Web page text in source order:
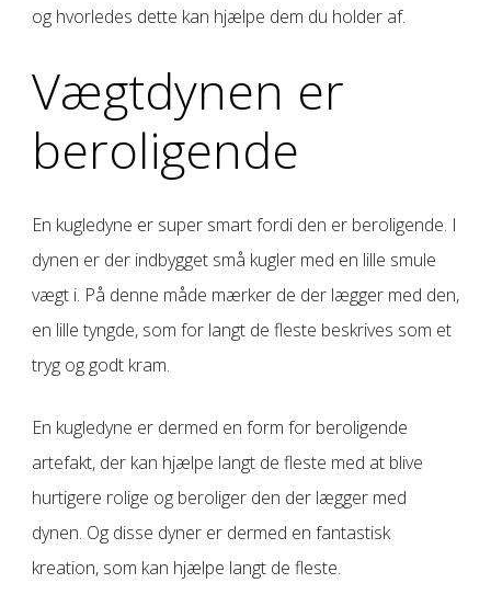
og hvorledes dette kan hjælpe dem du holder af.
Vægtdynen er
beroligende
En kugledyne er super smart fordi den er beroligende. I
dynen er der indbygget små kugler med en lille smule
vægt i. På denne måde mærker de der lægger med den,
en lille tyngde, som for langt de fleste beskrives som et
tryg og godt kram.
En kugledyne er dermed en form for beroligende
artefakt, der kan hjælpe langt de fleste med at blive
hurtigere rolige og beroliger den der lægger med
dynen. Og disse dyner er dermed en fantastisk
kreation, som kan hjælpe langt de fleste.